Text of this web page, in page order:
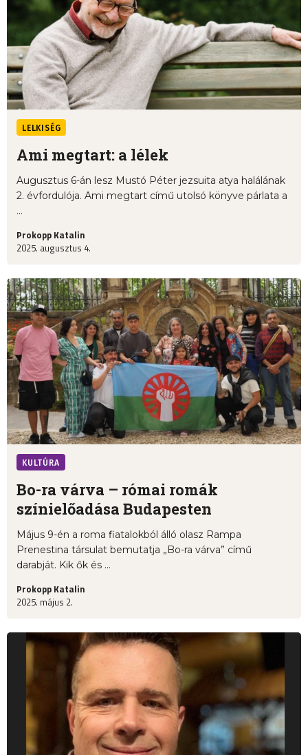
LELKISÉG
Ami megtart: a lélek
Augusztus 6-án lesz Mustó Péter jezsuita atya halálának
2. évfordulója. Ami megtart című utolsó könyve párlata a
...
Prokopp Katalin
2025. augusztus 4.
KULTÚRA
Bo-ra várva – római romák
színielőadása Budapesten
Május 9-én a roma fiatalokból álló olasz Rampa
Prenestina társulat bemutatja „Bo-ra várva” című
darabját. Kik ők és ...
Prokopp Katalin
2025. május 2.